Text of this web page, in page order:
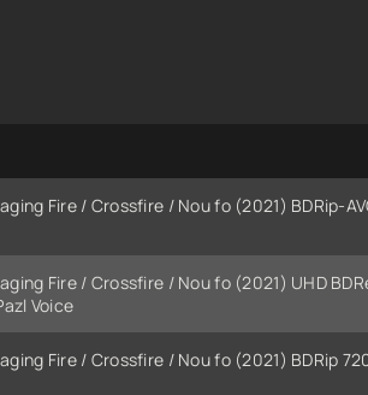
Fire / Crossfire / Nou fo (2021) BDRip-
Fire / Crossfire / Nou fo (2021) UHD
Voice
Fire / Crossfire / Nou fo (2021) BDRip